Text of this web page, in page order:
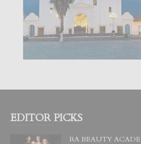
EDITOR PICKS
RA BEAUTY